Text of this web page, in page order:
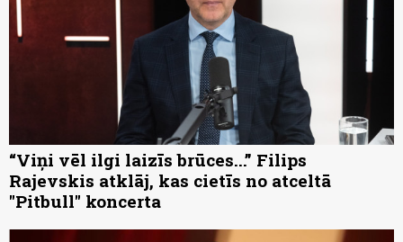
“Viņi vēl ilgi laizīs brūces...” Filips
Rajevskis atklāj, kas cietīs no atceltā
"Pitbull" koncerta